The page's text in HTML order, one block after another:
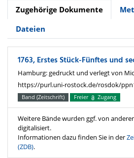
Zugehörige Dokumente
Dateien
1763, Erstes Stück-Fünftes und
Hamburg: gedruckt und verlegt von
https://purl.uni-rostock.de/rosdok/
Band (Zeitschrift) Freier Zugang
Weitere Bände wurden ggf. von
digitalisiert.
Informationen dazu finden Sie in der
(ZDB).